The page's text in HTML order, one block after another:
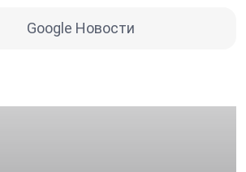
Google Новости